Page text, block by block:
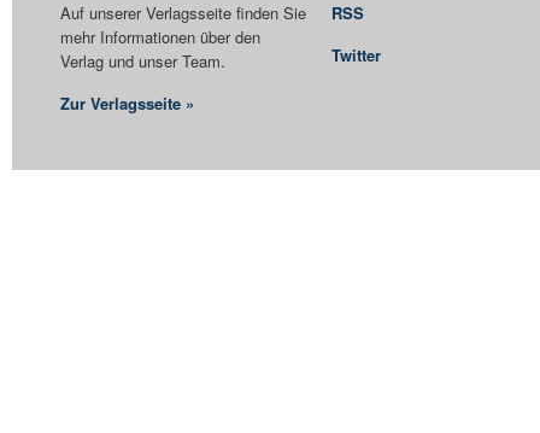
Auf unserer Verlagsseite finden Sie
mehr Informationen über den
Verlag und unser Team.
Zur Verlagsseite »
RSS
Twitter